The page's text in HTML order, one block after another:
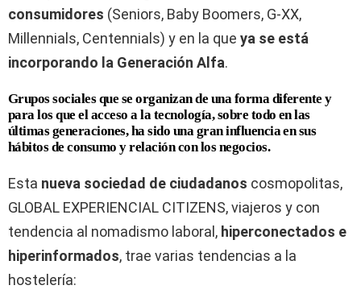
consumidores (Seniors, Baby Boomers, G-XX,
Millennials, Centennials) y en la que ya se está
incorporando la Generación Alfa.
Grupos sociales que se organizan de una forma diferente y
para los que el acceso a la tecnología, sobre todo en las
últimas generaciones, ha sido una gran influencia en sus
hábitos de consumo y relación con los negocios.
Esta nueva sociedad de ciudadanos cosmopolitas,
GLOBAL EXPERIENCIAL CITIZENS, viajeros y con
tendencia al nomadismo laboral, hiperconectados e
hiperinformados, trae varias tendencias a la
hostelería: